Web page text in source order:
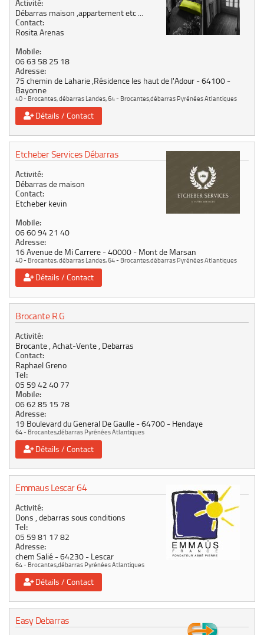
Activité:
Débarras maison ,appartement etc ...
Contact:
Rosita Arenas
Mobile:
06 63 58 25 18
Adresse:
75 chemin de Laharie ,Résidence les haut de l'Adour
64100
Bayonne
40 - Brocantes, débarras Landes,64 - Brocantes,débarras Pyrénées Atlantiques
Détails / Contact
Etcheber Services Débarras
Activité:
Débarras de maison
Contact:
Etcheber kevin
Mobile:
06 60 94 21 40
Adresse:
16 Avenue de Mi Carrere 40000 Mont de Marsan
40 - Brocantes, débarras Landes,64 - Brocantes,débarras Pyrénées Atlantiques
Détails / Contact
Brocante R.G
Activité:
Brocante , Achat-Vente , Debarras
Contact:
Raphael Greno
Tel:
05 59 42 40 77
Mobile:
06 62 85 15 78
Adresse:
19 Boulevard du General De Gaulle 64700 Hendaye
64 - Brocantes,débarras Pyrénées Atlantiques
Détails / Contact
Emmaus Lescar 64
Activité:
Dons , debarras sous conditions
Tel:
05 59 81 17 82
Adresse:
chem Salié 64230 Lescar
64 - Brocantes,débarras Pyrénées Atlantiques
Détails / Contact
Easy Debarras